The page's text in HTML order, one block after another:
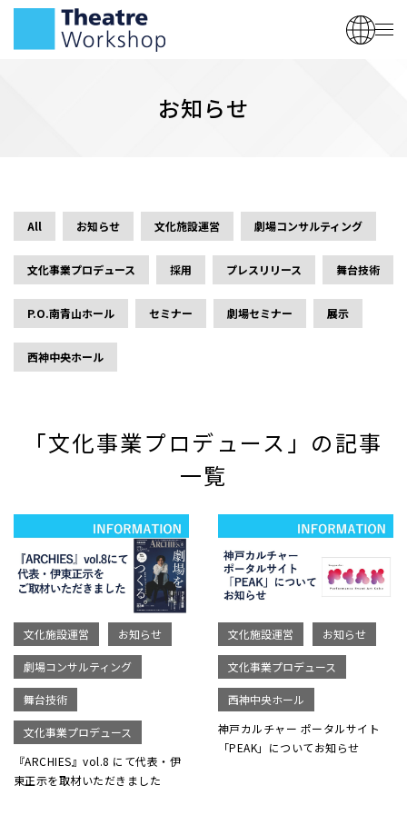
お知らせ
All お知らせ 文化施設運営 劇場コンサルティング
文化事業プロデュース 採用 プレスリリース 舞台技術
P.O.南青山ホール セミナー 劇場セミナー 展示
西神中央ホール
「文化事業プロデュース」の記事
一覧
文化施設運営 お知らせ
劇場コンサルティング
舞台技術
文化事業プロデュース
『ARCHIES』vol.8 にて代表・伊
東正示を取材いただきました
文化施設運営 お知らせ
文化事業プロデュース
西神中央ホール
神戸カルチャー ポータルサイト
「PEAK」についてお知らせ